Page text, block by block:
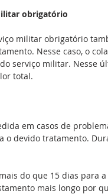
obrigatório
militar obrigatório
Nesse caso, o
serviço militar. Nesse
total.
em casos de
o devido tratamento.
do que 15 dias
mais longo por